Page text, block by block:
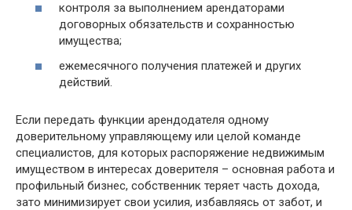
контроля за выполнением арендаторами
договорных обязательств и сохранностью
имущества;
ежемесячного получения платежей и других
действий.
Если передать функции арендодателя одному
доверительному управляющему или целой команде
специалистов, для которых распоряжение недвижимым
имуществом в интересах доверителя – основная работа и
профильный бизнес, собственник теряет часть дохода,
зато минимизирует свои усилия, избавляясь от забот, и